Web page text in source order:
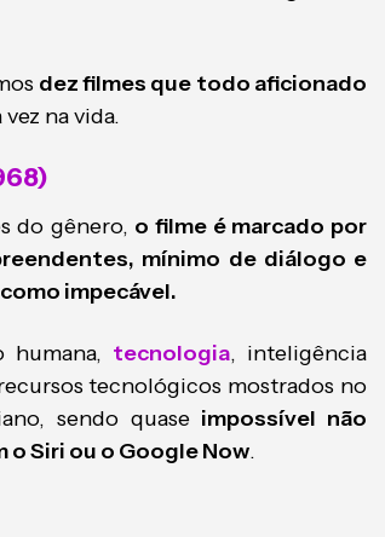
dez filmes que todo aficionado
na vida.
do gênero, o filme é marcado por
mínimo de diálogo e
impecável.
humana, tecnologia, inteligência
tecnológicos mostrados no
sendo quase impossível não
Siri ou o Google Now.